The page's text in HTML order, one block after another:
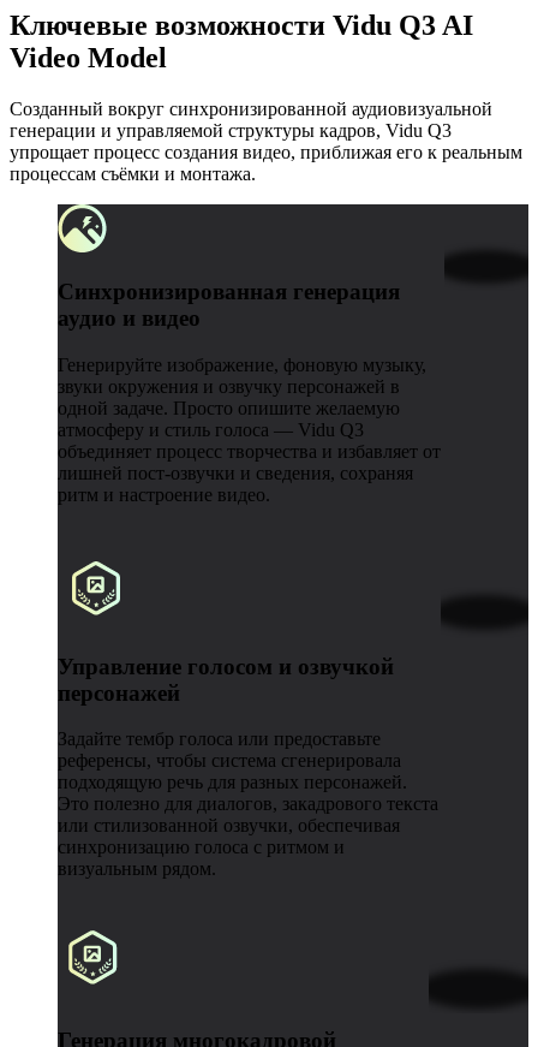
Ключевые возможности Vidu Q3 AI
Video Model
Созданный вокруг синхронизированной аудиовизуальной
генерации и управляемой структуры кадров, Vidu Q3
упрощает процесс создания видео, приближая его к реальным
процессам съёмки и монтажа.
Синхронизированная генерация
аудио и видео
Генерируйте изображение, фоновую музыку,
звуки окружения и озвучку персонажей в
одной задаче. Просто опишите желаемую
атмосферу и стиль голоса — Vidu Q3
объединяет процесс творчества и избавляет от
лишней пост-озвучки и сведения, сохраняя
ритм и настроение видео.
Управление голосом и озвучкой
персонажей
Задайте тембр голоса или предоставьте
референсы, чтобы система сгенерировала
подходящую речь для разных персонажей.
Это полезно для диалогов, закадрового текста
или стилизованной озвучки, обеспечивая
синхронизацию голоса с ритмом и
визуальным рядом.
Генерация многокадровой